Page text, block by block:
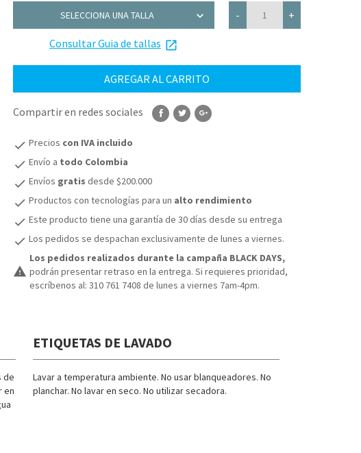
SELECCIONA UNA TALLA chevron_right
XS
Consultar Guia de tallas launch
- +
AGREGAR AL CARRITO
Compartir en redes sociales
check Precios con IVA incluido
check Envío a todo Colombia
check Envíos gratis desde $200.000
check Productos con tecnologías para un alto rendimiento
check Este producto tiene una garantía de 30 días desde su entrega
check Los pedidos se despachan exclusivamente de lunes a viernes.
warning
Los pedidos realizados durante la campaña BLACK DAYS,
podrán presentar retraso en la entrega. Si requieres prioridad,
escríbenos al: 310 761 7408 de lunes a viernes 7am-4pm.
de
en
ETIQUETAS DE LAVADO
Lavar a temperatura ambiente. No usar blanqueadores. No
planchar. No lavar en seco. No utilizar secadora.